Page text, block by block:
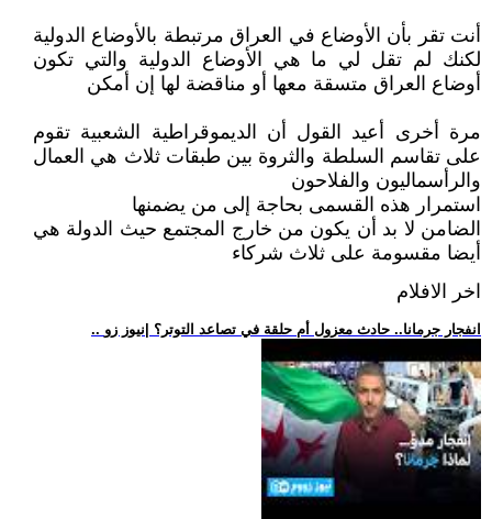
أنت تقر بأن الأوضاع في العراق مرتبطة بالأوضاع الدولية
لكنك لم تقل لي ما هي الأوضاع الدولية والتي تكون
أوضاع العراق متسقة معها أو مناقضة لها إن أمكن
مرة أخرى أعيد القول أن الديموقراطية الشعبية تقوم
على تقاسم السلطة والثروة بين طبقات ثلاث هي العمال
والرأسماليون والفلاحون
استمرار هذه القسمى بحاجة إلى من يضمنها
الضامن لا بد أن يكون من خارج المجتمع حيث الدولة هي
أيضا مقسومة على ثلاث شركاء
اخر الافلام
.. انفجار جرمانا.. حادث معزول أم حلقة في تصاعد التوتر؟ |نيوز زو